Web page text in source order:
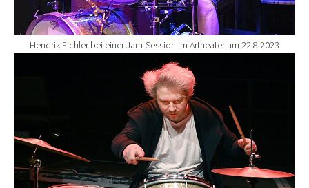
Hendrik Eichler bei einer Jam-Session im Artheater am 22.8.2023